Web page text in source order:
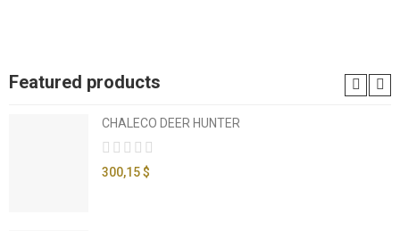
Featured products
CHALECO DEER HUNTER
300,15 $